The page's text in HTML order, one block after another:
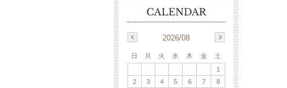
2026/08
日 月 火 水 木 金
土
1
2
3 4 5 6 7
8